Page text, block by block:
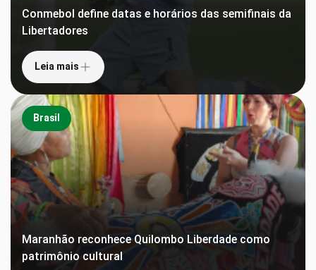
Conmebol define datas e horários das semifinais da
Libertadores
Leia mais
Brasil
Maranhão reconhece Quilombo Liberdade como
patrimônio cultural